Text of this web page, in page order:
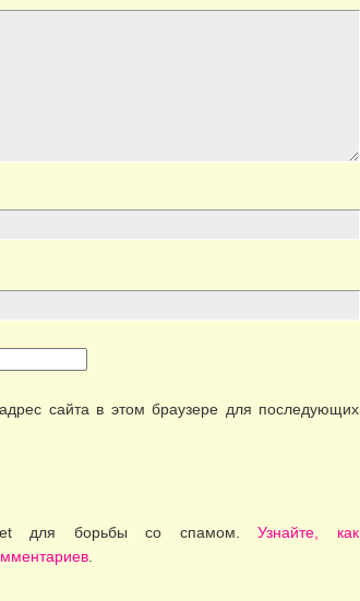
сайта в этом браузере для последующих
для борьбы со спамом.Узнайте, как